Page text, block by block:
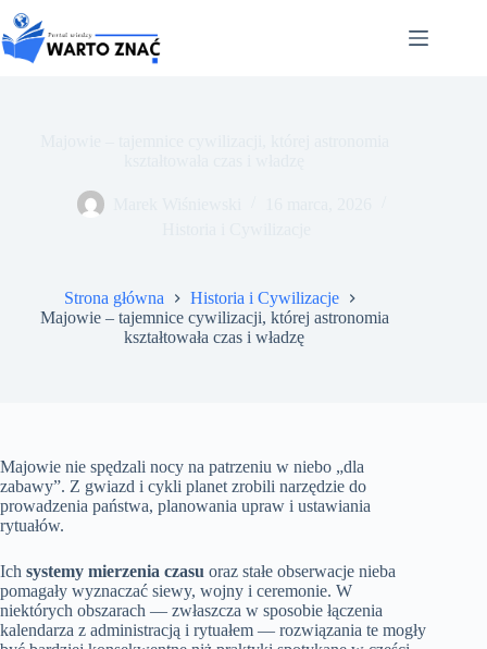
do
treści
Strona główna
Historia i Cywilizacje
Majowie – tajemnice cywilizacji, której astronomia
kształtowała czas i władzę
Majowie nie spędzali nocy na patrzeniu w niebo „dla
zabawy”. Z gwiazd i cykli planet zrobili narzędzie do
prowadzenia państwa, planowania upraw i ustawiania
rytuałów.
Ich systemy mierzenia czasu oraz stałe obserwacje nieba
pomagały wyznaczać siewy, wojny i ceremonie. W
niektórych obszarach — zwłaszcza w sposobie łączenia
kalendarza z administracją i rytuałem — rozwiązania te mogły